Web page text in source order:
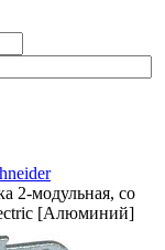
2-модульная, со
[Алюминий]